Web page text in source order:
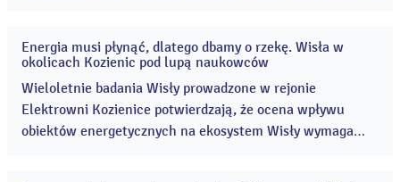
Energia musi płynąć, dlatego dbamy o rzekę. Wisła w
okolicach Kozienic pod lupą naukowców
Wieloletnie badania Wisły prowadzone w rejonie
Elektrowni Kozienice potwierdzają, że ocena wpływu
obiektów energetycznych na ekosystem Wisły wymaga